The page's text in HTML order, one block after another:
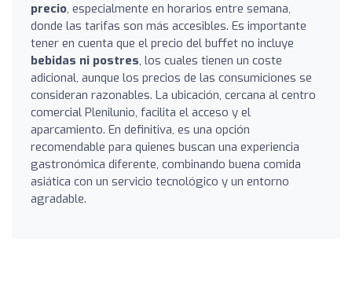
precio, especialmente en horarios entre semana,
donde las tarifas son más accesibles. Es importante
tener en cuenta que el precio del buffet no incluye
bebidas ni postres, los cuales tienen un coste
adicional, aunque los precios de las consumiciones se
consideran razonables. La ubicación, cercana al centro
comercial Plenilunio, facilita el acceso y el
aparcamiento. En definitiva, es una opción
recomendable para quienes buscan una experiencia
gastronómica diferente, combinando buena comida
asiática con un servicio tecnológico y un entorno
agradable.